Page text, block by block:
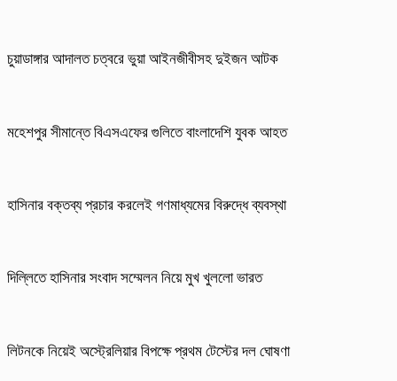
চুয়াডাঙ্গার আদালত চত্বরে ভুয়া আইনজীবীসহ দুইজন আটক
মহেশপুর সীমান্তে বিএসএফের গুলিতে বাংলাদেশি যুবক আহত
হাসিনার বক্তব্য প্রচার করলেই গণমাধ্যমের বিরুদ্ধে ব্যবস্থা
দিল্লিতে হাসিনার সংবাদ সম্মেলন নিয়ে মুখ খুললো ভারত
লিটনকে নিয়েই অস্ট্রেলিয়ার বিপক্ষে প্রথম টেস্টের দল ঘোষণা